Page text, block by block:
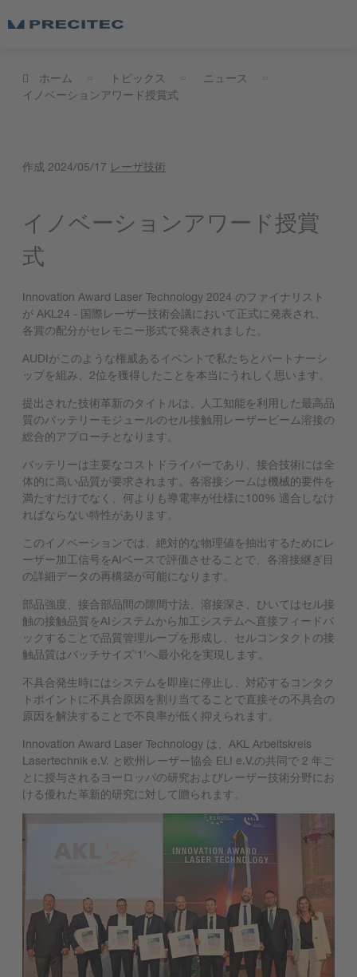
ホーム トピックス
ニュース
イノベーションアワード授賞式
作成 2024/05/17 レーザ技術
イノベーションアワード授賞
式
Innovation Award Laser Technology 2024 のファイナリスト
が AKL24 - 国際レーザー技術会議において正式に発表され、
各賞の配分がセレモニー形式で発表されました。
AUDIがこのような権威あるイベントで私たちとパートナーシ
ップを組み、2位を獲得したことを本当にうれしく思います。
提出された技術革新のタイトルは、人工知能を利用した最高品
質のバッテリーモジュールのセル接触用レーザービーム溶接の
総合的アプローチとなります。
バッテリーは主要なコストドライバーであり、接合技術には全
体的に高い品質が要求されます。各溶接シームは機械的要件を
満たすだけでなく、何よりも導電率が仕様に100% 適合しなけ
ればならない特性があります。
このイノベーションでは、絶対的な物理値を抽出するためにレ
ーザー加工信号をAIベースで評価させることで、各溶接継ぎ目
の詳細データの再構築が可能になります。
部品強度、接合部品間の隙間寸法、溶接深さ、ひいてはセル接
触の接触品質をAIシステムから加工システムへ直接フィードバ
ックすることで品質管理ループを形成し、セルコンタクトの接
触品質はバッチサイズ'1'へ最小化を実現します。
不具合発生時にはシステムを即座に停止し、対応するコンタク
トポイントに不具合原因を割り当てることで直接その不具合の
原因を解決することで不良率が低く抑えられます。
Innovation Award Laser Technology は、AKL Arbeitskreis
Lasertechnik e.V. と欧州レーザー協会 ELI e.V.の共同で 2 年ご
とに授与されるヨーロッパの研究およびレーザー技術分野にお
ける優れた革新的研究に対して贈られます。